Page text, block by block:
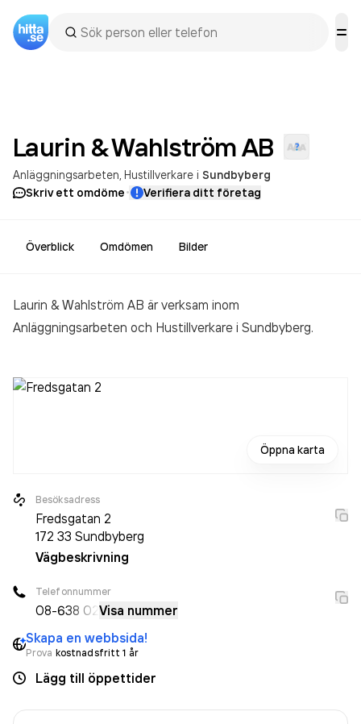
Laurin & WahlströmAB
Anläggningsarbeten Hustillverkare i Sundbyberg
Skriv ett omdöme· Verifiera ditt företag
Överblick Omdömen Bilder
Laurin & Wahlström AB är verksam inom
Anläggningsarbeten och Hustillverkare i Sundbyberg.
Öppna karta
Besöksadress
Fredsgatan 2
172 33 Sundbyberg
Vägbeskrivning
Telefonnummer
08-638 02 Visa nummer
Skapa en webbsida!
Prova kostnadsfritt 1 år
Lägg till öppettider